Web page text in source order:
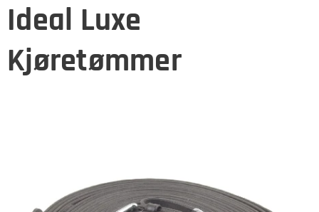
Ideal Luxe
Kjøretømmer